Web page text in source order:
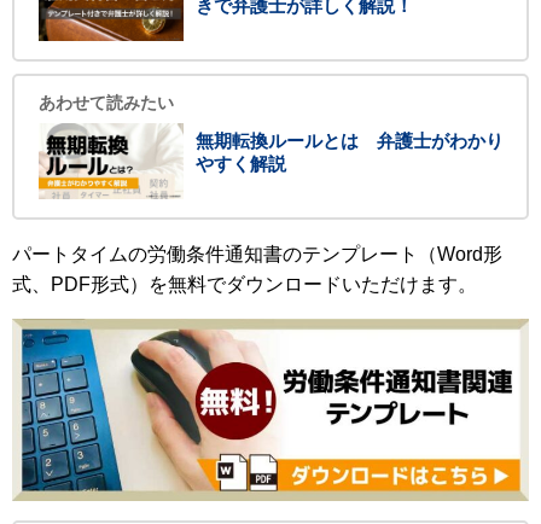
きで弁護士が詳しく解説！
あわせて読みたい
無期転換ルールとは 弁護士がわかり
やすく解説
パートタイムの労働条件通知書のテンプレート（Word形
式、PDF形式）を無料でダウンロードいただけます。